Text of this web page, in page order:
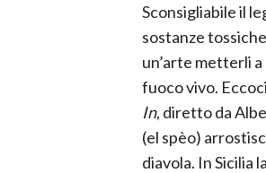
Sconsigliabile il
sostanze
un’arte metterli
fuoco vivo.
In, diretto da
(el spèo)
diavola. In Sicilia